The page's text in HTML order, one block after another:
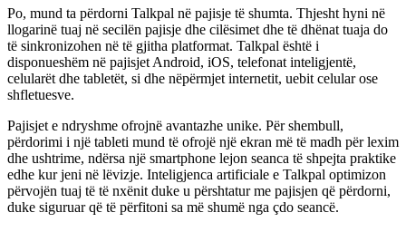
Po, mund ta përdorni Talkpal në pajisje të shumta. Thjesht hyni në
llogarinë tuaj në secilën pajisje dhe cilësimet dhe të dhënat tuaja do
të sinkronizohen në të gjitha platformat. Talkpal është i
disponueshëm në pajisjet Android, iOS, telefonat inteligjentë,
celularët dhe tabletët, si dhe nëpërmjet internetit, uebit celular ose
shfletuesve.
Pajisjet e ndryshme ofrojnë avantazhe unike. Për shembull,
përdorimi i një tableti mund të ofrojë një ekran më të madh për lexim
dhe ushtrime, ndërsa një smartphone lejon seanca të shpejta praktike
edhe kur jeni në lëvizje. Inteligjenca artificiale e Talkpal optimizon
përvojën tuaj të të nxënit duke u përshtatur me pajisjen që përdorni,
duke siguruar që të përfitoni sa më shumë nga çdo seancë.